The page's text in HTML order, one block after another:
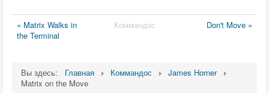
« Matrix Walks in
the Terminal
Коммандос Don't Move »
Вы здесь: Главная Коммандос
James Horner
Matrix on the Move